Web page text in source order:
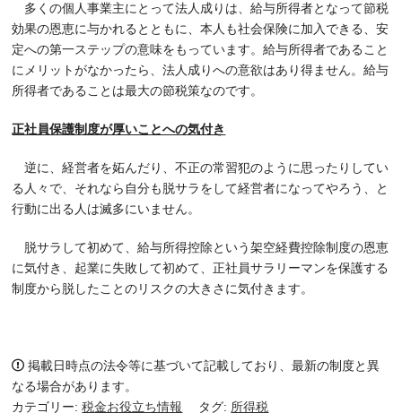
多くの個人事業主にとって法人成りは、給与所得者となって節税
効果の恩恵に与かれるとともに、本人も社会保険に加入できる、安
定への第一ステップの意味をもっています。給与所得者であること
にメリットがなかったら、法人成りへの意欲はあり得ません。給与
所得者であることは最大の節税策なのです。
正社員保護制度が厚いことへの気付き
逆に、経営者を妬んだり、不正の常習犯のように思ったりしてい
る人々で、それなら自分も脱サラをして経営者になってやろう、と
行動に出る人は滅多にいません。
脱サラして初めて、給与所得控除という架空経費控除制度の恩恵
に気付き、起業に失敗して初めて、正社員サラリーマンを保護する
制度から脱したことのリスクの大きさに気付きます。
掲載日時点の法令等に基づいて記載しており、最新の制度と異
なる場合があります。
カテゴリー:税金お役立ち情報 タグ: 所得税